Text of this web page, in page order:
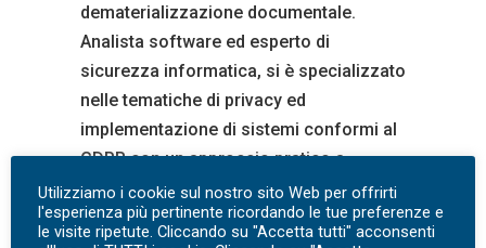
dematerializzazione documentale.
Analista software ed esperto di
sicurezza informatica, si è specializzato
nelle tematiche di privacy ed
implementazione di sistemi conformi al
GDPR con un approccio pratico a
supporto di professionisti ed aziende di
diverse dimensioni e settori.
Utilizziamo i cookie sul nostro sito Web per offrirti
l'esperienza più pertinente ricordando le tue preferenze e
le visite ripetute. Cliccando su "Accetta tutti" acconsenti